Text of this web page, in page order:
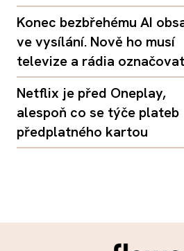
Konec bezbřehému AI
ve vysílání. Nově ho musí
televize a rádia označovat
Netflix je před Oneplay,
alespoň co se týče plateb
předplatného kartou